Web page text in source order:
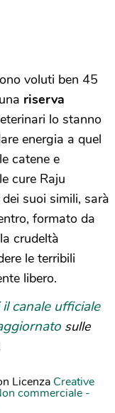
voluti ben 45
riserva
lo stanno
energia a quel
catene e
cure Raju
suoi simili, sarà
formato da
crudeltà
le terribili
libero.
canale ufficiale
sulle
Licenza Creative
commerciale -